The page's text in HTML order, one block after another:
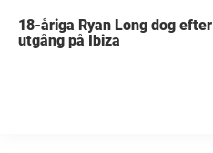
18-åriga Ryan Long dog efter
utgång på Ibiza